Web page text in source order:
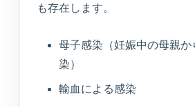
も存在します。
母子感染（妊娠中の母親か
染）
輸血による感染